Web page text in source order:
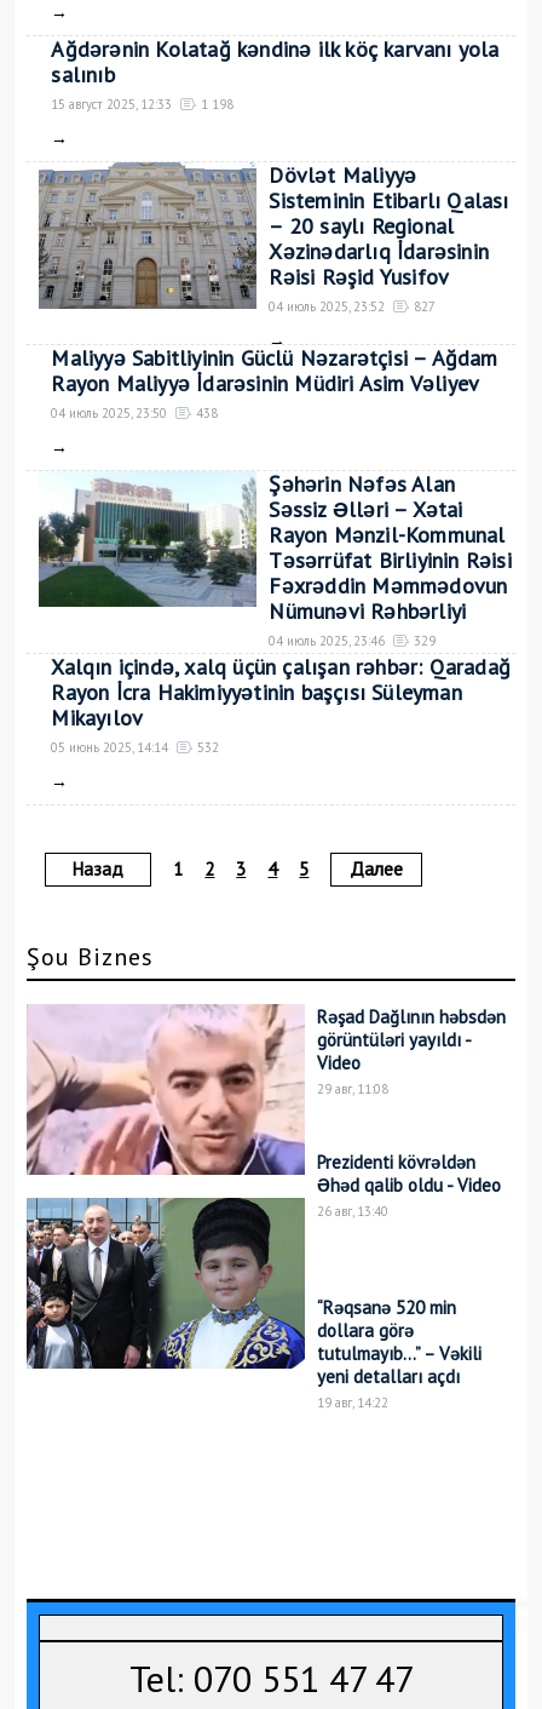
→
Ağdərənin Kolatağ kəndinə ilk köç karvanı yola
salınıb
15 август 2025, 12:33 1 198
→
Dövlət Maliyyə
Sisteminin Etibarlı Qalası
– 20 saylı Regional
Xəzinədarlıq İdarəsinin
Rəisi Rəşid Yusifov
04 июль 2025, 23:52 827
→
Maliyyə Sabitliyinin Güclü Nəzarətçisi – Ağdam
Rayon Maliyyə İdarəsinin Müdiri Asim Vəliyev
04 июль 2025, 23:50 438
→
Şəhərin Nəfəs Alan
Səssiz Əlləri – Xətai
Rayon Mənzil-Kommunal
Təsərrüfat Birliyinin Rəisi
Fəxrəddin Məmmədovun
Nümunəvi Rəhbərliyi
04 июль 2025, 23:46 329
→
Xalqın içində, xalq üçün çalışan rəhbər: Qaradağ
Rayon İcra Hakimiyyətinin başçısı Süleyman
Mikayılov
05 июнь 2025, 14:14 532
→
Назад 1 2 3 4 5 Далее
Şou Biznes
Rəşad Dağlının həbsdən
görüntüləri yayıldı -
Video
29 авг, 11:08
Prezidenti kövrəldən
Əhəd qalib oldu - Video
26 авг, 13:40
“Rəqsanə 520 min
dollara görə
tutulmayıb…” – Vəkili
yeni detalları açdı
19 авг, 14:22
Tel: 070 551 47 47